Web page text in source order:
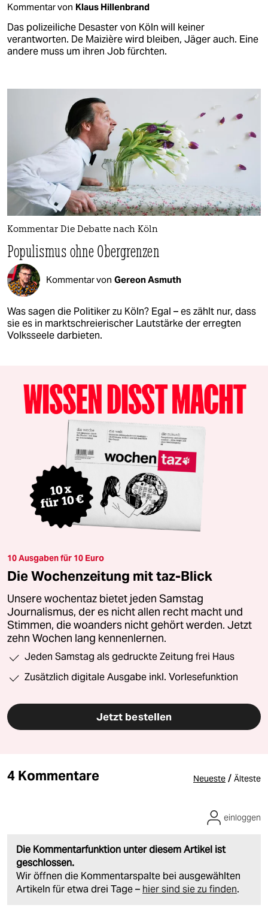
Kommentar von Klaus Hillenbrand
Das polizeiliche Desaster von Köln will keiner
verantworten. De Maizière wird bleiben, Jäger auch. Eine
andere muss um ihren Job fürchten.
Kommentar Die Debatte nach Köln
Populismus ohne Obergrenzen
Kommentar von Gereon Asmuth
Was sagen die Politiker zu Köln? Egal – es zählt nur, dass
sie es in marktschreierischer Lautstärke der erregten
Volksseele darbieten.
10 Ausgaben für 10 Euro
Die Wochenzeitung mit taz-Blick
Unsere wochentaz bietet jeden Samstag
Journalismus, der es nicht allen recht macht und
Stimmen, die woanders nicht gehört werden. Jetzt
zehn Wochen lang kennenlernen.
Jeden Samstag als gedruckte Zeitung frei Haus
Zusätzlich digitale Ausgabe inkl. Vorlesefunktion
Jetzt bestellen
4 Kommentare Neueste / Älteste
Die Kommentarfunktion unter diesem Artikel ist
geschlossen.
Wir öffnen die Kommentarspalte bei ausgewählten
Artikeln für etwa drei Tage – hier sind sie zu finden.
einloggen